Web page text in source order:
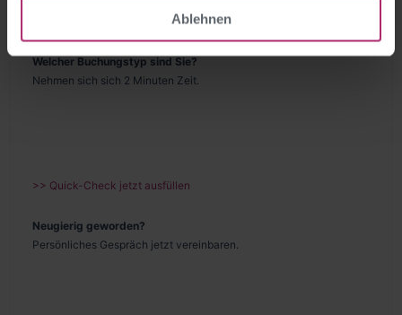
Ablehnen
Welcher Buchungstyp sind Sie?
Nehmen sich sich 2 Minuten Zeit.
>> Quick-Check jetzt ausfüllen
Neugierig geworden?
Persönliches Gespräch jetzt vereinbaren.